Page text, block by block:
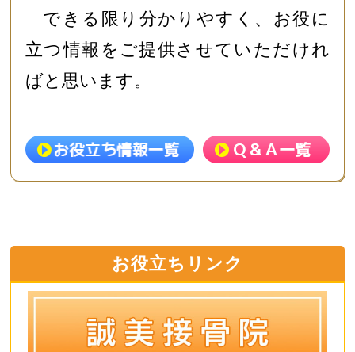
できる限り分かりやすく、お役に
立つ情報をご提供させていただけれ
ばと思います。
お役立ちリンク